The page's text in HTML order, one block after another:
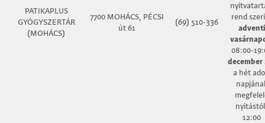
PATIKAPLUS
GYÓGYSZERTÁR
(MOHÁCS)
7700 MOHÁCS, PÉCSI
út 61
(69) 510-336
rend
adventi
08:00-
december
a hét
12:00